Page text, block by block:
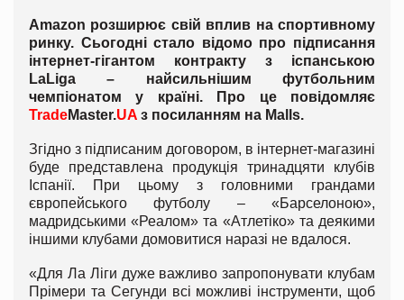
Amazon розширює свій вплив на спортивному
ринку. Сьогодні стало відомо про підписання
інтернет-гігантом контракту з іспанською
LaLiga – найсильнішим футбольним
чемпіонатом у країні. Про це повідомляє
TradeMaster.UA з посиланням на Malls.
Згідно з підписаним договором, в інтернет-магазині
буде представлена продукція тринадцяти клубів
Іспанії. При цьому з головними грандами
європейського футболу – «Барселоною»,
мадридськими «Реалом» та «Атлетіко» та деякими
іншими клубами домовитися наразі не вдалося.
«Для Ла Ліги дуже важливо запропонувати клубам
Прімери та Сегунди всі можливі інструменти, щоб